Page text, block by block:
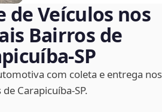
de Veículos nos
Bairros de
com coleta e entrega nos
Carapicuíba‑SP.